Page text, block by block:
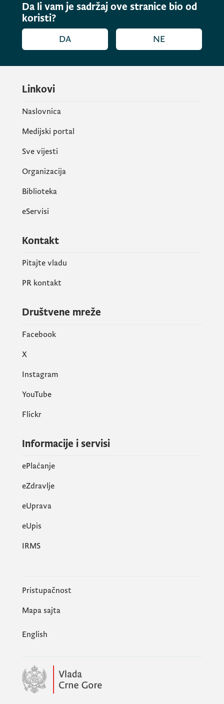
Da li vam je sadržaj ove stranice bio od
koristi?
DA NE
Linkovi
Naslovnica
Medijski portal
Sve vijesti
Organizacija
Biblioteka
eServisi
Kontakt
Pitajte vladu
PR kontakt
Društvene mreže
Facebook
X
Instagram
YouTube
Flickr
Informacije i servisi
ePlaćanje
eZdravlje
eUprava
еUpis
IRMS
Pristupačnost
Mapa sajta
English